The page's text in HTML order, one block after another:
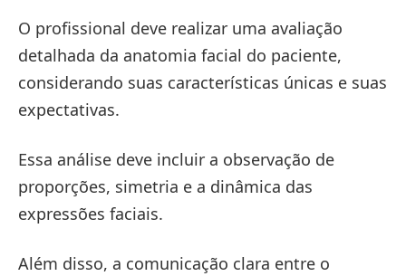
O profissional deve realizar uma avaliação
detalhada da anatomia facial do paciente,
considerando suas características únicas e suas
expectativas.
Essa análise deve incluir a observação de
proporções, simetria e a dinâmica das
expressões faciais.
Além disso, a comunicação clara entre o